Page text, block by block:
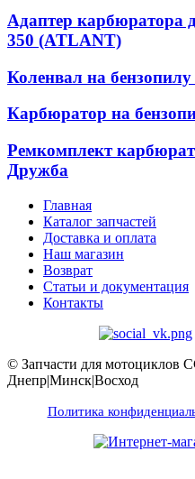
Адаптер карбюратора
350 (ATLANT)
Коленвал на
Карбюратор на
Ремкомплект
Дружба
Главная
Каталог запчастей
Доставка и оплата
Наш магазин
Возврат
Статьи и документация
Контакты
© Запчасти для
Днепр|Минск|Восход
Политика